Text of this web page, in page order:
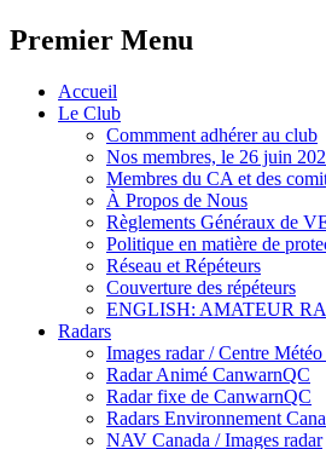
Premier Menu
Aller
Accueil
Le Club
Commment adhérer au club
Nos membres, le 26 juin
Membres du CA et des
À Propos de Nous
Règlements Généraux de
Politique en matière de
Réseau et Répéteurs
Couverture des répéteurs
ENGLISH: AMATEUR
Radars
Images radar / Centre
Radar Animé CanwarnQC
Radar fixe de CanwarnQC
Radars Environnement
NAV Canada / Images radar